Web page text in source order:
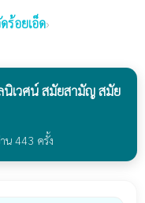
ร้อยเอ็ด›
นิเวศน์ สมัยสามัญ สมัย
น 443 ครั้ง